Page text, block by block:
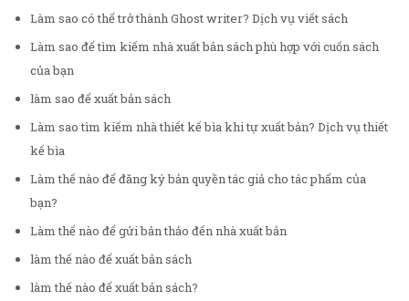
Làm sao có thể trở thành Ghost writer? Dịch vụ viết sách
Làm sao để tìm kiếm nhà xuất bản sách phù hợp với cuốn sách
của bạn
làm sao để xuất bản sách
Làm sao tìm kiếm nhà thiết kế bìa khi tự xuất bản? Dịch vụ thiết
kế bìa
Làm thế nào để đăng ký bản quyền tác giả cho tác phẩm của
bạn?
Làm thế nào để gửi bản thảo đến nhà xuất bản
làm thế nào để xuất bản sách
làm thế nào để xuất bản sách?